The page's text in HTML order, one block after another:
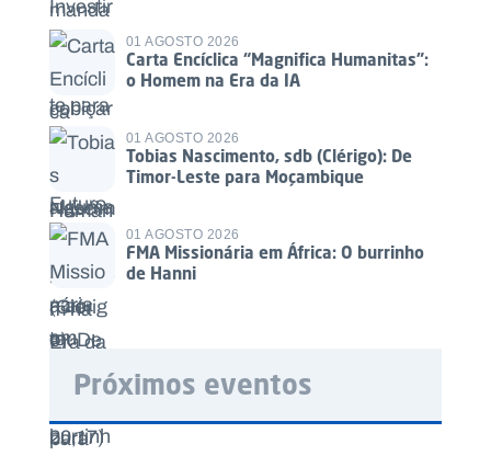
01 AGOSTO 2026
Carta Encíclica “Magnifica Humanitas”:
o Homem na Era da IA
01 AGOSTO 2026
Tobias Nascimento, sdb (Clérigo): De
Timor-Leste para Moçambique
01 AGOSTO 2026
FMA Missionária em África: O burrinho
de Hanni
Próximos eventos